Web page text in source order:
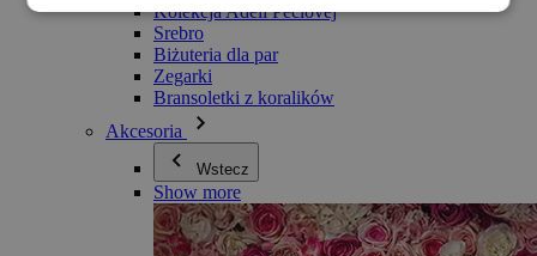
Kolekcja Adéli Pečlovej
Srebro
Biżuteria dla par
Zegarki
Bransoletki z koralików
Akcesoria
Wstecz
Show more